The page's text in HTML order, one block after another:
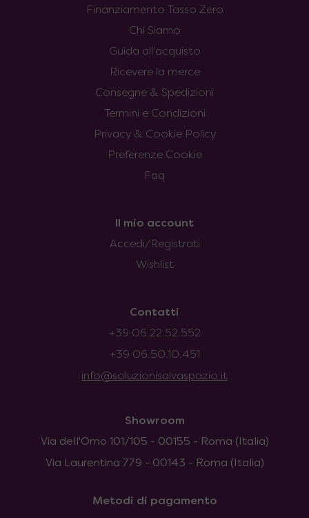
Finanziamento Tasso Zero
Chi Siamo
Guida all’acquisto
Ricevere la merce
Consegne & Spedizioni
Termini e Condizioni
Privacy & Cookie Policy
Preferenze Cookie
Faq
Il mio account
Accedi/Registrati
Wishlist
Contatti
+39 06.22.52.552
+39 06.50.10.451
info@soluzionisalvaspazio.it
Showroom
Via dell'Omo 101/105 - 00155 - Roma (Italia)
Via Laurentina 779 - 00143 - Roma (Italia)
Metodi di pagamento